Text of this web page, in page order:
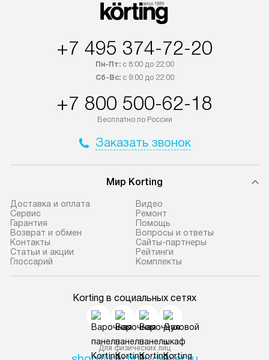
+7 495 374-72-20
Пн-Пт:с 8:00 до 22:00
Сб-Вс:с 9:00 до 22:00
+7 800 500-62-18
Бесплатно по России
Заказать звонок
Мир Korting
Доставка и оплата
Сервис
Гарантия
Возврат и обмен
Контакты
Статьи и акции
Глоссарий
Видео
Ремонт
Помощь
Вопросы и ответы
Сайты-партнеры
Рейтинги
Комплекты
Korting в социальных сетях
Для физических лиц